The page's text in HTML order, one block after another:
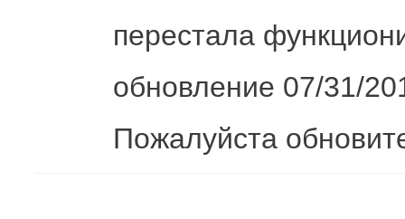
перестала
обновление 07/31/
Пожалуйста